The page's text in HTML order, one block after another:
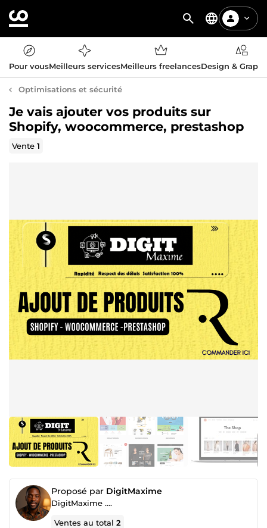
Pour vousMeilleurs servicesMeilleurs freelancesDesign &
Optimisations et sécurité
Je vais ajouter vos produits sur
Shopify, woocommerce, prestashop
Vente1
Proposé par DigitMaxime
DigitMaxime ....
Ventes au total2